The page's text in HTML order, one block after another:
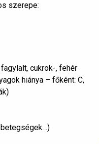
szerepe:
cukrok-, fehér
hiánya – főként: C,